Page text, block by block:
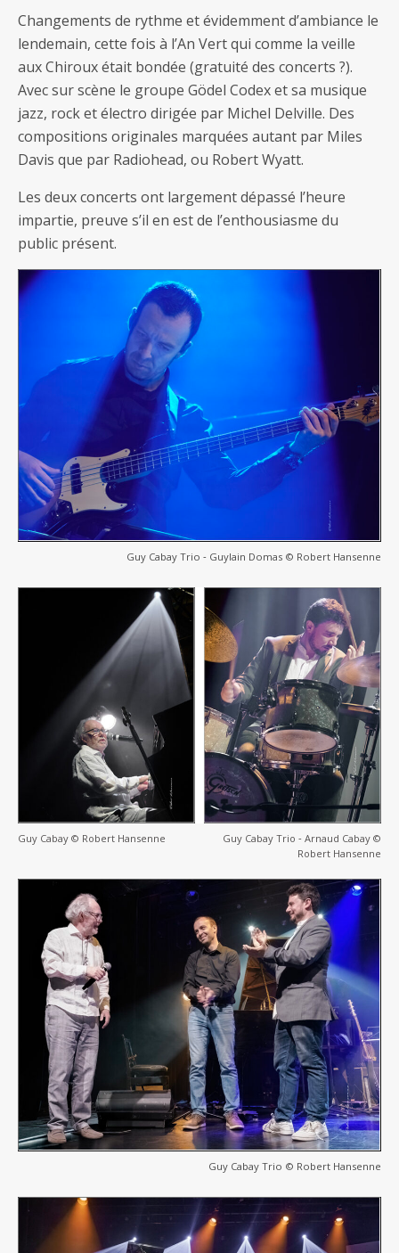
Changements de rythme et évidemment d’ambiance le
lendemain, cette fois à l’An Vert qui comme la veille
aux Chiroux était bondée (gratuité des concerts ?).
Avec sur scène le groupe Gödel Codex et sa musique
jazz, rock et électro dirigée par Michel Delville. Des
compositions originales marquées autant par Miles
Davis que par Radiohead, ou Robert Wyatt.
Les deux concerts ont largement dépassé l’heure
impartie, preuve s’il en est de l’enthousiasme du
public présent.
Guy Cabay Trio ‐ Guylain Domas © Robert Hansenne
Guy Cabay © Robert Hansenne
Guy Cabay Trio ‐ Arnaud Cabay ©
Robert Hansenne
Guy Cabay Trio © Robert Hansenne